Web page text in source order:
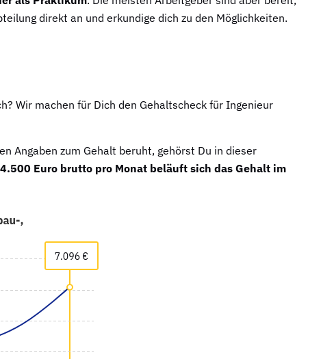
direkt an und erkundige dich zu den Möglichkeiten.
Wir machen für Dich den Gehaltscheck für Ingenieur
Angaben zum Gehalt beruht, gehörst Du in dieser
Euro brutto pro Monat beläuft sich das Gehalt im